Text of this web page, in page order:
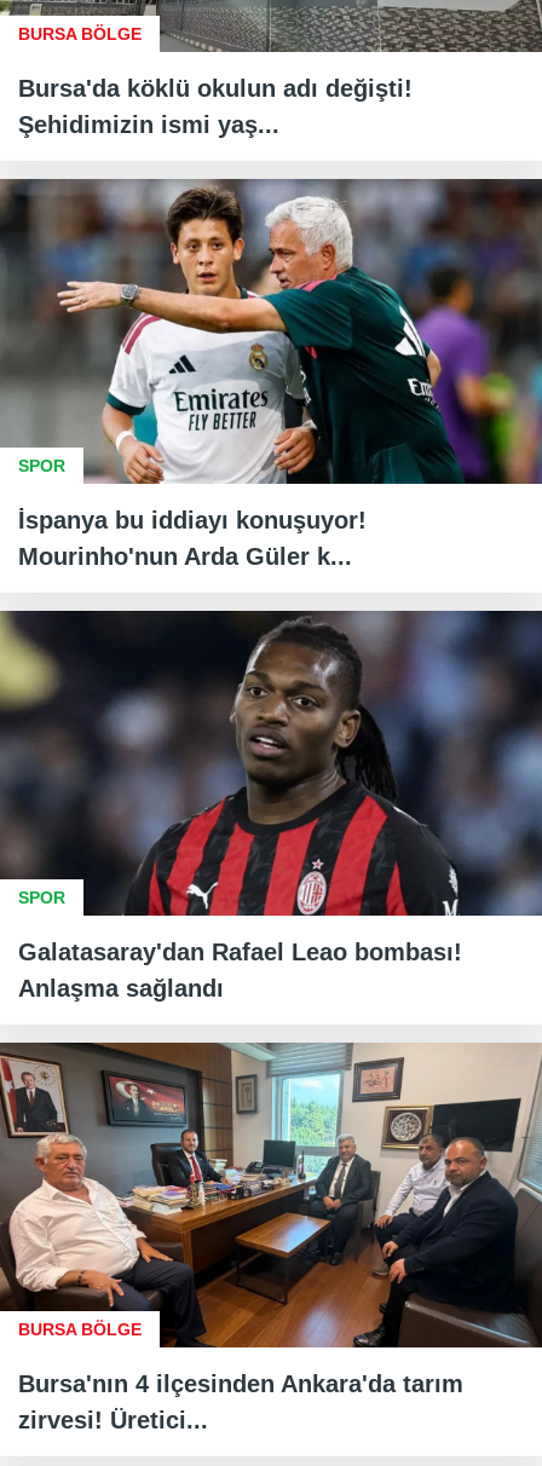
BURSA BÖLGE
Bursa'da köklü okulun adı değişti!
Şehidimizin ismi yaş...
SPOR
İspanya bu iddiayı konuşuyor!
Mourinho'nun Arda Güler k...
SPOR
Galatasaray'dan Rafael Leao bombası!
Anlaşma sağlandı
BURSA BÖLGE
Bursa'nın 4 ilçesinden Ankara'da tarım
zirvesi! Üretici...